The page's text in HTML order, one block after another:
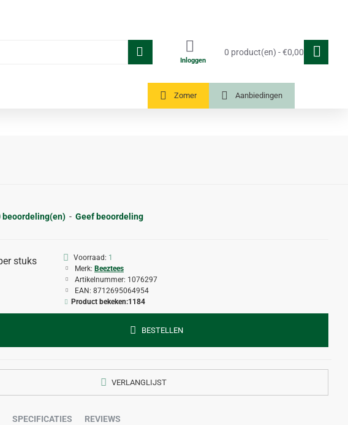
Inloggen
0 product(en) - €0,00
Zomer Aanbiedingen
beoordeling(en) - Geef beoordeling
stuks Voorraad: 1
Merk: Beeztees
Artikelnummer: 1076297
EAN: 8712695064954
Product bekeken:1184
BESTELLEN
VERLANGLIJST
SPECIFICATIES REVIEWS